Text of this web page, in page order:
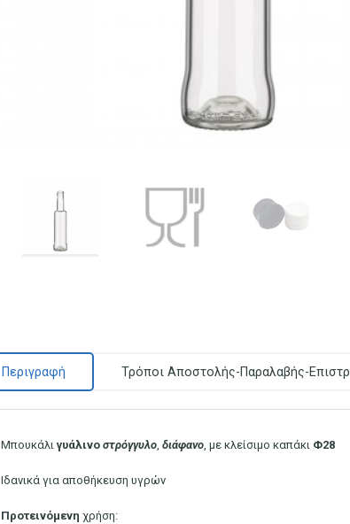
Περιγραφή Τρόποι Αποστολής-Παραλαβής-
Μπουκάλιγυάλινο στρόγγυλο, διάφανο, με κλείσιμο καπάκι Φ28
Ιδανικά για αποθήκευση υγρών
Προτεινόμενη χρήση: